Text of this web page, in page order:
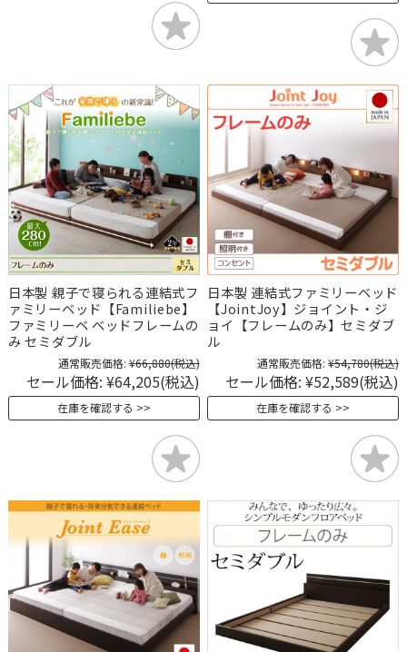
日本製 親子で寝られる連結式フ
ァミリーベッド【Familiebe】
ファミリーベ ベッドフレームの
み セミダブル
通常販売価格: ¥66,880(税込)
セール価格: ¥64,205(税込)
在庫を確認する
日本製 連結式ファミリーベッド
【JointJoy】ジョイント・ジ
ョイ【フレームのみ】セミダブ
ル
通常販売価格: ¥54,780(税込)
セール価格: ¥52,589(税込)
在庫を確認する